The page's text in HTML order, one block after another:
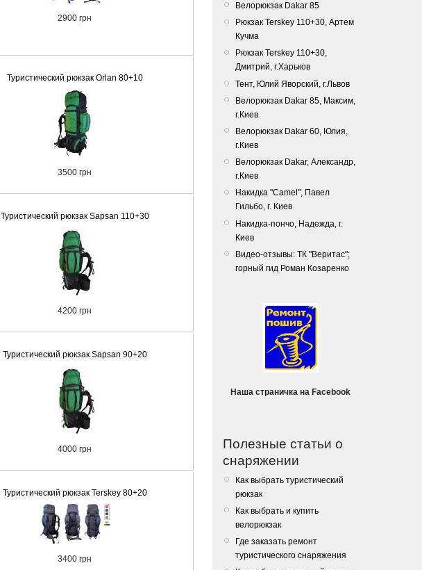
2900 грн
Туристический рюкзак Orlan 80+10
3500 грн
Туристический рюкзак Sapsan 110+30
4200 грн
Туристический рюкзак Sapsan 90+20
4000 грн
Туристический рюкзак Terskey 80+20
3400 грн
Велорюкзак Dakar 85
Рюкзак Terskey 110+30, Артем
Кучма
Рюкзак Terskey 110+30,
Дмитрий, г.Харьков
Тент, Юлий Яворский, г.Львов
Bелорюкзак Dakar 85, Максим,
г.Киев
Велорюкзак Dakar 60, Юлия,
г.Киев
Велорюкзак Dakar, Александр,
г.Киев
Накидка "Camel", Павел
Гильбо, г. Киев
Накидка-пончо, Надежда, г.
Киев
Видео-отзывы: ТК "Веритас";
горный гид Роман Козаренко
Наша страничка на Facebook
Полезные статьи о
снаряжении
Как выбрать туристический
рюкзак
Как выбрать и купить
велорюкзак
Где заказать ремонт
туристического снаряжения